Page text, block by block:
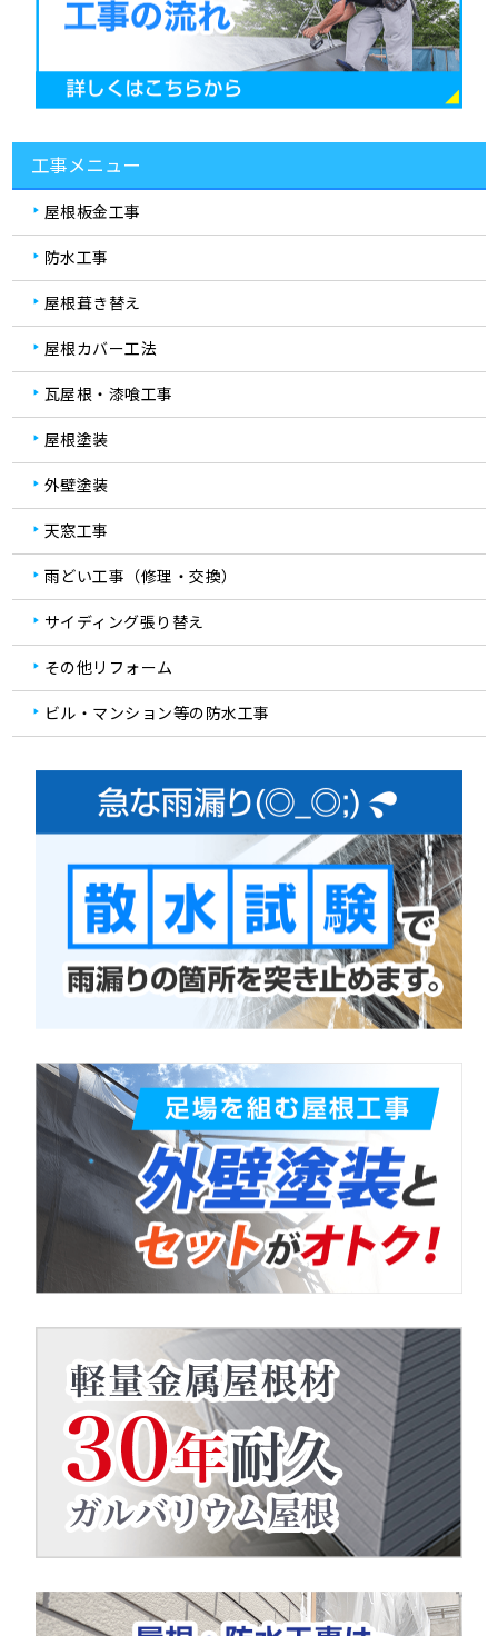
工事メニュー
屋根板金工事
防水工事
屋根葺き替え
屋根カバー工法
瓦屋根・漆喰工事
屋根塗装
外壁塗装
天窓工事
雨どい工事（修理・交換）
サイディング張り替え
その他リフォーム
ビル・マンション等の防水工事